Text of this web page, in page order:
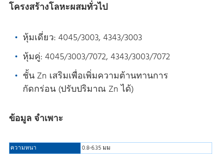
โครงสร้างโลหะผสมทั่วไป
หุ้มเดี่ยว: 4045/3003, 4343/3003
หุ้มคู่: 4045/3003/7072, 4343/3003/7072
ชั้น Zn เสริมเพื่อเพิ่มความต้านทานการ
กัดกร่อน (ปรับปริมาณ Zn ได้)
ข้อมูล จำเพาะ
ความหนา
0.8-6.35 มม